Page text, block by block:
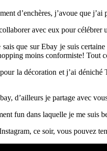
d’enchères, j’avoue que
avec eux pour
que sur Ebay je suis
moins conformiste! Tout
la décoration et j’ai
d’ailleurs je partage avec
fun dans laquelle je me suis
ce soir, vous pouvez